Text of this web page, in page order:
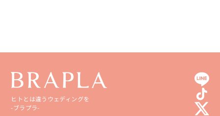
ヒトとは違うウェディングを
-ブラプラ-